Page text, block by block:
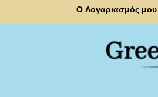
Ο Λογαριασμός μου